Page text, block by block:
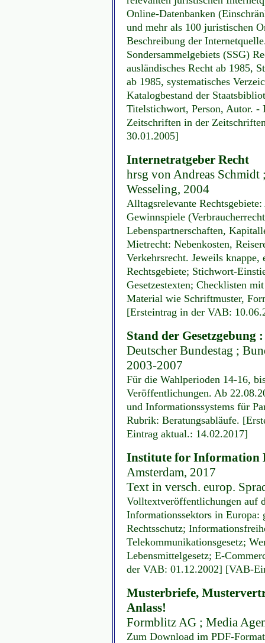
Online-Datenbanken
und mehr als 100 juristischen
Beschreibung der
Sondersammelgebiets (SSG)
ausländisches Recht ab 1985,
ab 1985, systematisches
Katalogbestand der
Titelstichwort, Person, Autor. -
Zeitschriften in der
30.01.2005]
Internetratgeber Recht
hrsg von Andreas
Wesseling, 2004
Alltagsrelevante
Gewinnspiele
Lebenspartnerschaften,
Mietrecht: Nebenkosten,
Verkehrsrecht. Jeweils
Rechtsgebiete; Stichwort-
Gesetzestexten; Checklisten
Material wie Schriftmuster,
[Ersteintrag in der VAB:
Stand der Gesetzgebung
Deutscher Bundestag ;
2003-2007
Für die Wahlperioden 14-16,
Veröffentlichungen. Ab
und Informationssystems für
Rubrik: Beratungsabläufe.
Eintrag aktual.: 14.02.2017]
Institute for Information
Amsterdam, 2017
Text in versch. europ.
Volltextveröffentlichungen auf
Informationssektors in Europa:
Rechtsschutz;
Telekommunikationsgesetz;
Lebensmittelgesetz; E-
der VAB: 01.12.2002] [VAB-
Musterbriefe,
Anlass!
Formblitz AG ; Media
Zum Download im PDF-